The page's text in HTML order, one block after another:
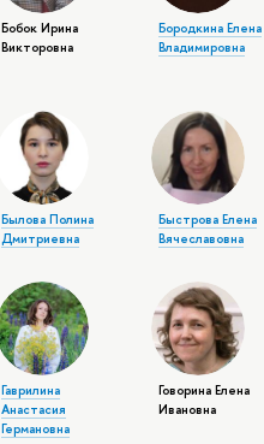
Бобок Ирина
Викторовна
Бородкина Елена
Владимировна
Былова Полина
Дмитриевна
Быстрова Елена
Вячеславовна
Гаврилина
Анастасия
Германовна
Говорина Елена
Ивановна